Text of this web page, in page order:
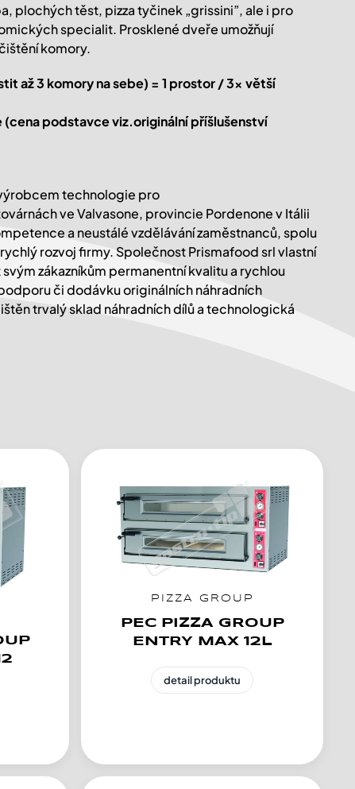
plochých těst, pizza tyčinek „grissini”, ale i pro
specialit. Prosklené dveře umožňují
komory.
až 3 komory na sebe) = 1 prostor / 3x větší
podstavce viz.originální příšlušenství
technologie pro
ve Valvasone, provincie Pordenone v Itálii
a neustálé vzdělávání zaměstnanců, spolu
rozvoj firmy. Společnost Prismafood srl vlastní
zákazníkům permanentní kvalitu a rychlou
či dodávku originálních náhradních
trvalý sklad náhradních dílů a technologická
PIZZA GROUP
PEC PIZZA GROUP
ENTRY MAX 12L
detail produktu